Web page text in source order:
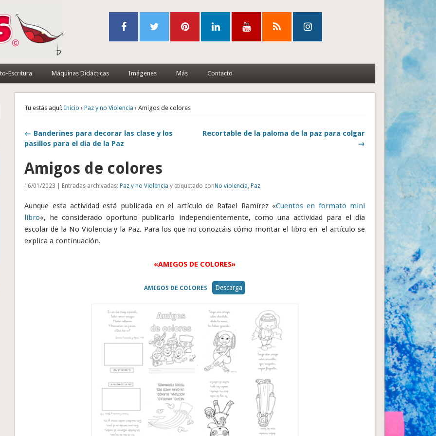
Escritura Máquinas Didácticas Imágenes Más Contacto
Tu estás aquí: Inicio ›Paz y no Violencia › Amigos de colores
← Banderines para decorar las clase y los
pasillos para el día de la Paz
Recortable de la paloma de la paz para colgar
→
Amigos de colores
16/01/2023 | Entradas archivadas:Paz y no Violencia y etiquetado conNo violencia,Paz
Aunque esta actividad está publicada en el artículo de Rafael Ramírez «Cuentos en formato mini
libro«, he considerado oportuno publicarlo independientemente, como una actividad para el día
escolar de la No Violencia y la Paz. Para los que no conozcáis cómo montar el libro en el artículo se
explica a continuación.
«AMIGOS DE COLORES»
AMIGOS DE COLORES Descarga